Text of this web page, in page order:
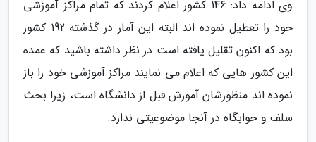
وی ادامه داد: 146 کشور اعلام کردند که تمام مراکز آموزشی
خود را تعطیل نموده اند البته این آمار در گذشته 192 کشور
بود که اکنون تقلیل یافته است در نظر داشته باشید که عمده
این کشور هایی که اعلام می نمایند مراکز آموزشی خود را باز
نموده اند منظورشان آموزش قبل از دانشگاه است، زیرا بحث
سلف و خوابگاه در آنجا موضوعیتی ندارد.